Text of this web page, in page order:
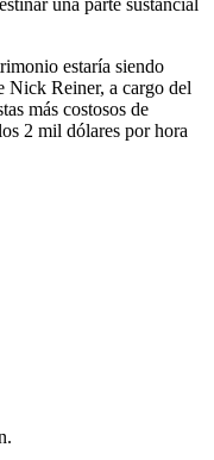
estaría siendo
Nick Reiner, a cargo del
más costosos de
2 mil dólares por hora